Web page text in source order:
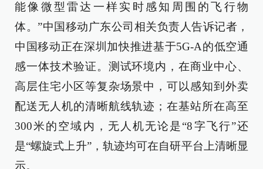
能像微型雷达一样实时感知周围的飞行物
体。”中国移动广东公司相关负责人告诉记者，
中国移动正在深圳加快推进基于5G-A的低空通
感一体技术验证。测试环境内，在商业中心、
高层住宅小区等复杂场景中，可以感知到外卖
配送无人机的清晰航线轨迹；在基站所在高至
300米的空域内，无人机无论是“8字飞行”还
是“螺旋式上升”，轨迹均可在自研平台上清晰显
示。